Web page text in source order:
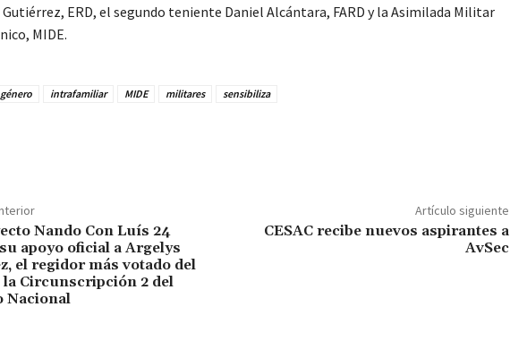
ERD, el segundo teniente Daniel Alcántara, FARD y la Asimilada Militar
MIDE.
género intrafamiliar MIDE militares sensibiliza
Nando Con Luís 24
apoyo oficial a Argelys
el regidor más votado del
la Circunscripción 2 del
Nacional
Artículo siguiente
CESAC recibe nuevos aspirantes a
AvSec